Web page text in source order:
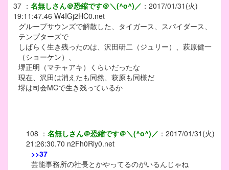
37 ： 名無しさん＠恐縮です＠＼(^o^)／ ： 2017/01/31(火)
19:11:47.46 W4IGj2HC0.net
グループサウンズで解散した、タイガース、スパイダース、
テンプターズで
しばらく生き残ったのは、沢田研二（ジュリー）、萩原健一
（ショーケン）、
堺正明（マチャアキ）くらいだったな
現在、沢田は消えたも同然、萩原も同様だ
堺は司会MCで生き残っているか
108 ： 名無しさん＠恐縮です＠＼(^o^)／ ： 2017/01/31(火)
21:26:30.70 n2Fh0Riy0.net
>>37
芸能事務所の社長とかやってるのがいるんじゃね